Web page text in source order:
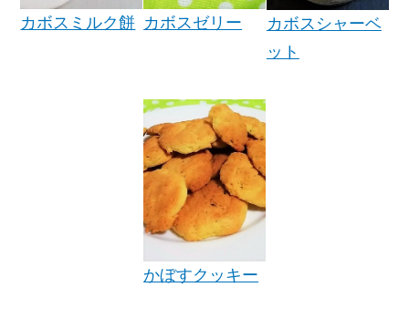
カボスミルク餅 カボスゼリー
カボスシャーベ
ット
かぼすクッキー